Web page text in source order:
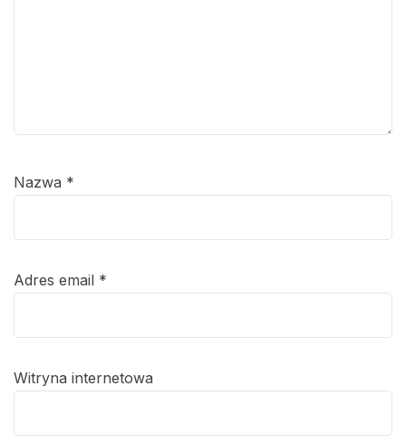
Nazwa *
Adres email *
Witryna internetowa